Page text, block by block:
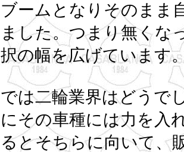
ブームとなりそのまま
ました。つまり無くな
択の幅を広げています
では二輪業界はどうで
にその車種には力を入
るとそちらに向いて、